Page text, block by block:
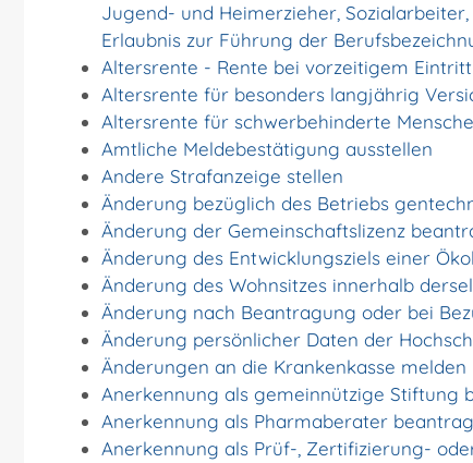
Jugend- und Heimerzieher,
Erlaubnis zur Führung der
Altersrente - Rente bei vorzeitigem
Altersrente für besonders langjährig
Altersrente für schwerbehinderte
Amtliche Meldebestätigung ausstellen
Andere Strafanzeige stellen
Änderung bezüglich des Betriebs
Änderung der Gemeinschaftslizenz
Änderung des Entwicklungsziels einer
Änderung des Wohnsitzes innerhalb
Änderung nach Beantragung oder bei
Änderung persönlicher Daten der
Änderungen an die Krankenkasse melden
Anerkennung als gemeinnützige Stiftung
Anerkennung als Pharmaberater
Anerkennung als Prüf-, Zertifizierung-